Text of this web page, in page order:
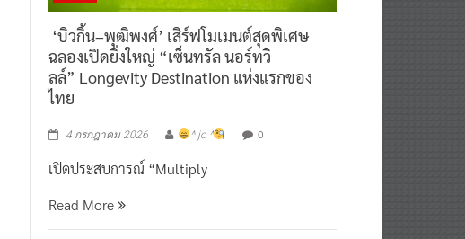
‘บิวกิ้น–พุฒิพงศ์’ เสิร์ฟโมเมนต์สุดพิเศษ
ฉลองเปิดยิ่งใหญ่ “เซ็นทรัล นอร์ทวิ
ลล์” Longevity Destination แห่งแรกของ
ไทย
เปิดประสบการณ์ “Multiply